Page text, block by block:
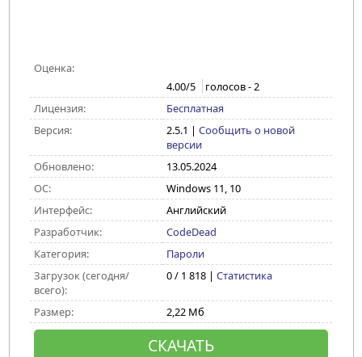
Оценка:
4.00/5 голосов -2
Лицензия:
Бесплатная
Версия:
2.5.1 | Сообщить о новой
версии
Обновлено:
13.05.2024
ОС:
Windows 11, 10
Интерфейс:
Английский
Разработчик:
CodeDead
Категория:
Пароли
Загрузок (сегодня/
всего):
0 / 1 818 | Статистика
Размер: 2,22 Мб
СКАЧАТЬ